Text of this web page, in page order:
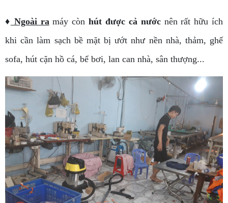
♦ Ngoài ramáy cònhút được cả nướcnên rất hữu ích
khi cần làm sạch bề mặt bị ướt như nền nhà, thảm, ghế
sofa, hút cặn hồ cá, bể bơi, lan can nhà, sân thượng...